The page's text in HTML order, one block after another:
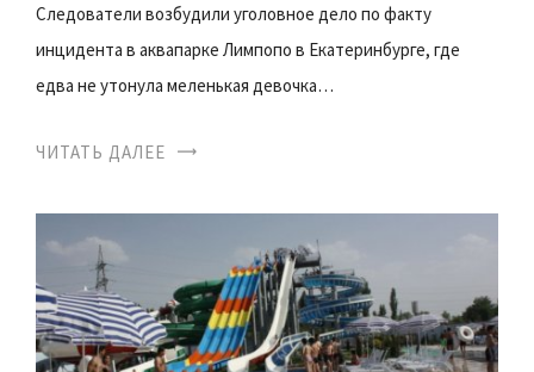
Следователи возбудили уголовное дело по факту
инцидента в аквапарке Лимпопо в Екатеринбурге, где
едва не утонула меленькая девочка…
ЧИТАТЬ ДАЛЕЕ